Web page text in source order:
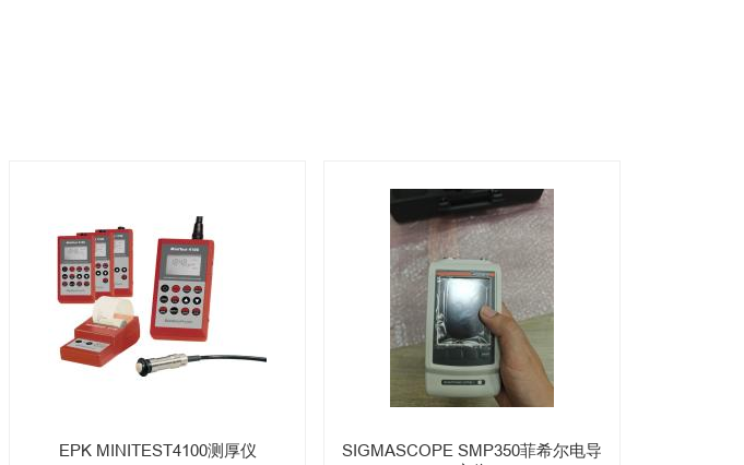
EPK MINITEST4100测厚仪
SIGMASCOPE SMP350菲希尔电导